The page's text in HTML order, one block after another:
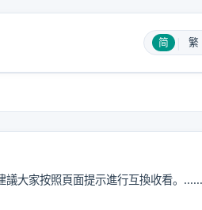
简 | 繁
大家按照頁面提示進行互換收看。......